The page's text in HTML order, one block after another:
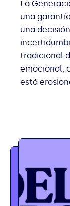
La
una
una
tradicional
emocional,
está